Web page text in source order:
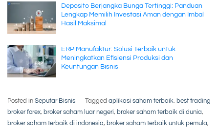
Deposito Berjangka Bunga Tertinggi: Panduan
Lengkap Memilih Investasi Aman dengan Imbal
Hasil Maksimal
ERP Manufaktur: Solusi Terbaik untuk
Meningkatkan Efisiensi Produksi dan
Keuntungan Bisnis
Posted in Seputar Bisnis Tagged aplikasi saham terbaik, best trading
broker forex, broker saham luar negeri, broker saham terbaik di dunia,
broker saham terbaik di indonesia, broker saham terbaik untuk pemula,